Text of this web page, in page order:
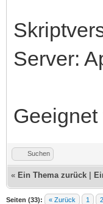
Server:
Suchen
« Ein Thema zurück
Seiten (33): « Zurück 1 2